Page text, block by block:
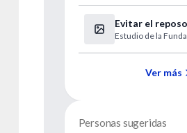
Evitar el
dolor de
ancianos
Estudio de la
Ver más
Personas sugeridas